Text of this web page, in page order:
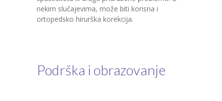
nekim slučajevima, može biti korisna i
ortopedsko hirurška korekcija.
Podrška i obrazovanje